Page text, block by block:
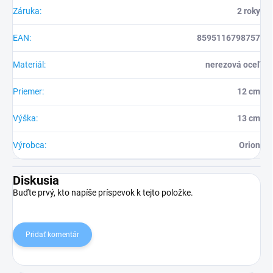
Záruka: 2 roky
EAN: 8595116798757
Materiál : nerezová oceľ
Priemer: 12 cm
Výška: 13 cm
Výrobca: Orion
Diskusia
Buďte prvý, kto napíše príspevok k tejto položke.
Pridať komentár